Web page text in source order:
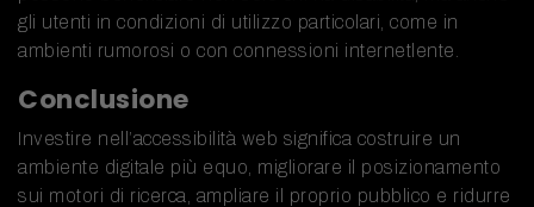
gli utenti in condizioni di utilizzo particolari, come in
ambienti rumorosi o con connessioni internetlente.
Conclusione
Investire nell’accessibilità web significa costruire un
ambiente digitale più equo, migliorare il posizionamento
sui motori di ricerca, ampliare il proprio pubblico e ridurre